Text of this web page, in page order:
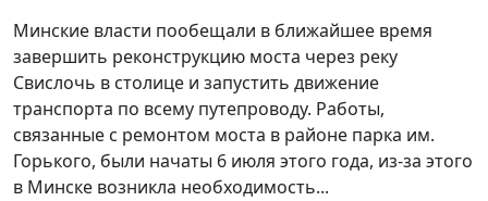
Минские власти пообещали в ближайшее время
завершить реконструкцию моста через реку
Свислочь в столице и запустить движение
транспорта по всему путепроводу. Работы,
связанные с ремонтом моста в районе парка им.
Горького, были начаты 6 июля этого года, из-за этого
в Минске возникла необходимость...